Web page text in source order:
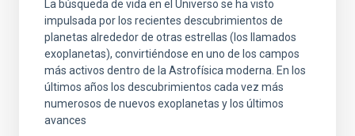
La búsqueda de vida en el Universo se ha visto
impulsada por los recientes descubrimientos de
planetas alrededor de otras estrellas (los llamados
exoplanetas), convirtiéndose en uno de los campos
más activos dentro de la Astrofísica moderna. En los
últimos años los descubrimientos cada vez más
numerosos de nuevos exoplanetas y los últimos
avances